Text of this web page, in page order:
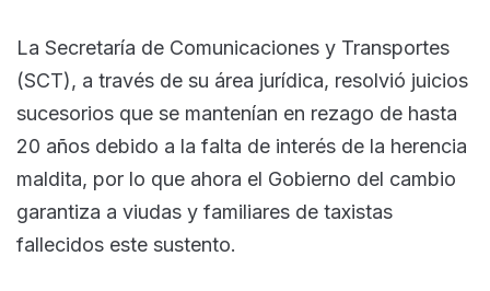
La Secretaría de Comunicaciones y Transportes
(SCT), a través de su área jurídica, resolvió juicios
sucesorios que se mantenían en rezago de hasta
20 años debido a la falta de interés de la herencia
maldita, por lo que ahora el Gobierno del cambio
garantiza a viudas y familiares de taxistas
fallecidos este sustento.